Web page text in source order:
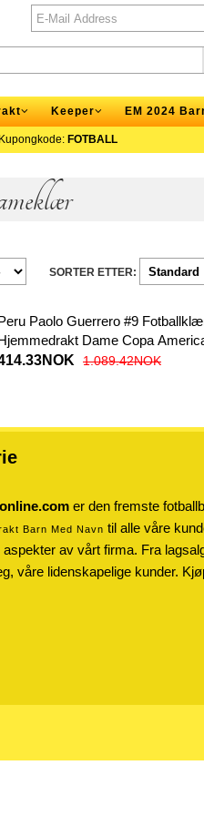
Keeper EM 2024
FOTBALL
SORTER ETTER:
Paolo Guerrero #9
Dame Copa America
1.089.42NOK
er den fremste
Barn Med Navn til alle våre
aspekter av vårt firma. Fra
våre lidenskapelige kunder.